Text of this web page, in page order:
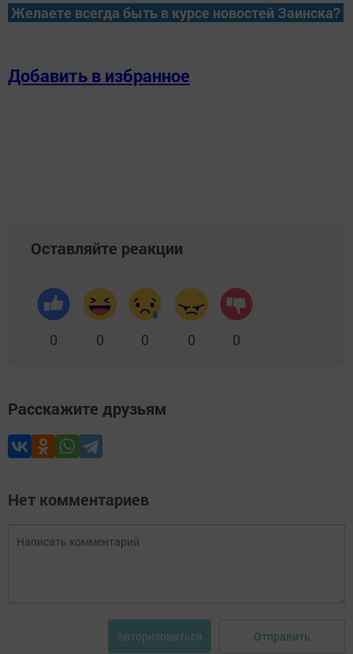
Желаете всегда быть в курсе новостей Заинска?
Добавить в избранное
Оставляйте реакции
0 0 0 0 0
Расскажите друзьям
Нет комментариев
Авторизоваться Отправить